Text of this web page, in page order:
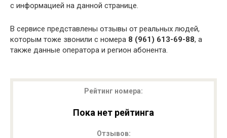
с информацией на данной странице.
В сервисе представлены отзывы от реальных людей,
которым тоже звонили с номера 8 (961) 613-69-88, а
также данные оператора и регион абонента.
Рейтинг номера:
Пока нет рейтинга
Отзывов: